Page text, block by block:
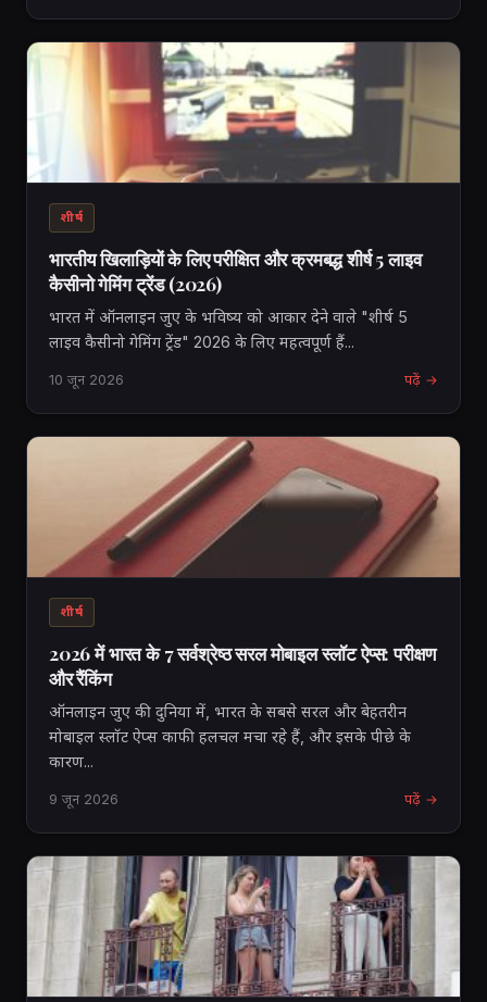
शीर्ष
भारतीय खिलाड़ियों के लिए परीक्षित और क्रमबद्ध शीर्ष 5 लाइव
कैसीनो गेमिंग ट्रेंड (2026)
भारत में ऑनलाइन जुए के भविष्य को आकार देने वाले "शीर्ष 5
लाइव कैसीनो गेमिंग ट्रेंड" 2026 के लिए महत्वपूर्ण हैं...
10 जून 2026 पढ़ें →
शीर्ष
2026 में भारत के 7 सर्वश्रेष्ठ सरल मोबाइल स्लॉट ऐप्स: परीक्षण
और रैंकिंग
ऑनलाइन जुए की दुनिया में, भारत के सबसे सरल और बेहतरीन
मोबाइल स्लॉट ऐप्स काफी हलचल मचा रहे हैं, और इसके पीछे के
कारण...
9 जून 2026 पढ़ें →